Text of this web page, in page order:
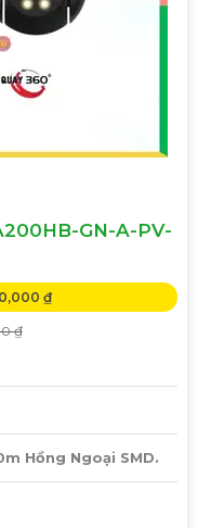
GN-A-PV-
₫
₫
Hồng Ngoại SMD.